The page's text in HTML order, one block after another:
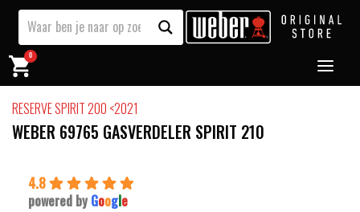
0
RESERVE SPIRIT 200 <2021
WEBER 69765 GASVERDELER SPIRIT 210
4.8
powered by Google